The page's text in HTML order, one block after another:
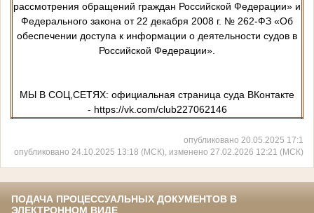
рассмотрения обращений граждан Российской Федерации» и
Федерального закона от 22 декабря 2008 г. № 262-ФЗ «Об
обеспечении доступа к информации о деятельности судов в
Российской Федерации».
МЫ В СОЦ,СЕТЯХ: официальная страница суда ВКонтакте
- https://vk.com/club227062146
опубликовано 20.05.2025 17:1
опубликовано 24.10.2025 13:18 (МСК), изменено 27.02.2026 12:21 (МСК)
ПОДАЧА ПРОЦЕССУАЛЬНЫХ ДОКУМЕНТОВ В
ЭЛЕКТРОННОМ ВИДЕ